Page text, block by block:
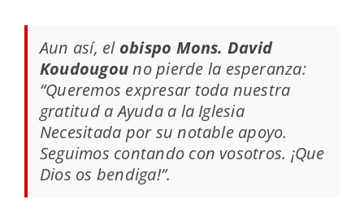
Aun así, el obispo Mons. David
Koudougouno pierde la esperanza:
“Queremos expresar toda nuestra
gratitud a Ayuda a la Iglesia
Necesitada por su notable apoyo.
Seguimos contando con vosotros. ¡Que
Dios os bendiga!”.